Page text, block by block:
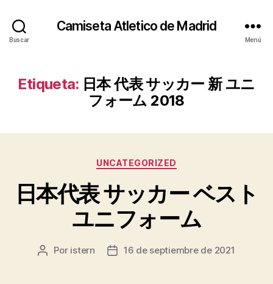
Buscar
Camiseta Atletico de Madrid
Menú
Etiqueta: 日本 代表 サッカー 新 ユニ
フォーム 2018
Categorías
UNCATEGORIZED
日本代表 サッカー ベスト
ユニフォーム
Autor
Por istern
Fecha16 de septiembre de 2021